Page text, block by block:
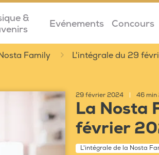
&
Evénements Concours
Family L'intégrale du 29
29 février 2024 46 min
La Nosta
février
L'intégrale de la Nosta